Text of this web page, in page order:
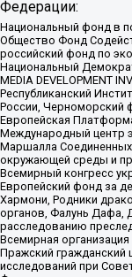
Федерации:
Национальный фонд в
Общество Фонд
российский фонд по
Национальный
MEDIA DEVELOPMENT
Республиканский
России, Черноморский
Европейская
Международный центр
Маршалла
окружающей среды и
Всемирный конгресс
Европейский фонд за
Хармони, Родники
органов, Фалунь Дафа,
расследованию
Всемирная
Пражский гражданский
исследований при